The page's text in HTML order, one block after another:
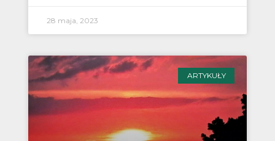
28 maja, 2023
ARTYKUŁY